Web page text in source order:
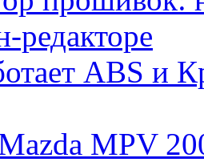
редакторе
ABS и
MPV